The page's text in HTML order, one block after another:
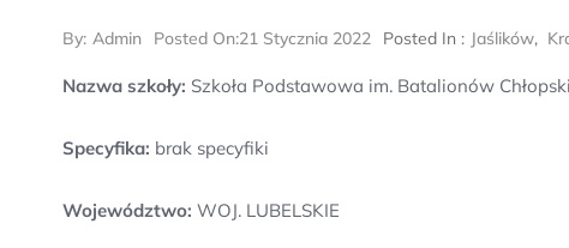
By: Admin Posted On:21 Stycznia 2022 Posted In : Jaślików,
Nazwa szkoły: Szkoła Podstawowa im. Batalionów
Specyfika: brak specyfiki
Województwo: WOJ. LUBELSKIE